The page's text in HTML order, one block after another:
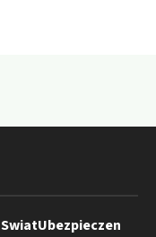
SwiatUbezpieczen